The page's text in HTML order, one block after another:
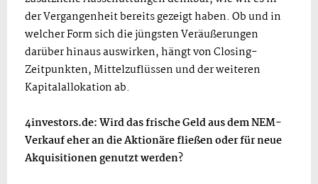
der Vergangenheit bereits gezeigt haben. Ob und in
welcher Form sich die jüngsten Veräußerungen
darüber hinaus auswirken, hängt von Closing-
Zeitpunkten, Mittelzuflüssen und der weiteren
Kapitalallokation ab.
4investors.de: Wird das frische Geld aus dem NEM-
Verkauf eher an die Aktionäre fließen oder für neue
Akquisitionen genutzt werden?